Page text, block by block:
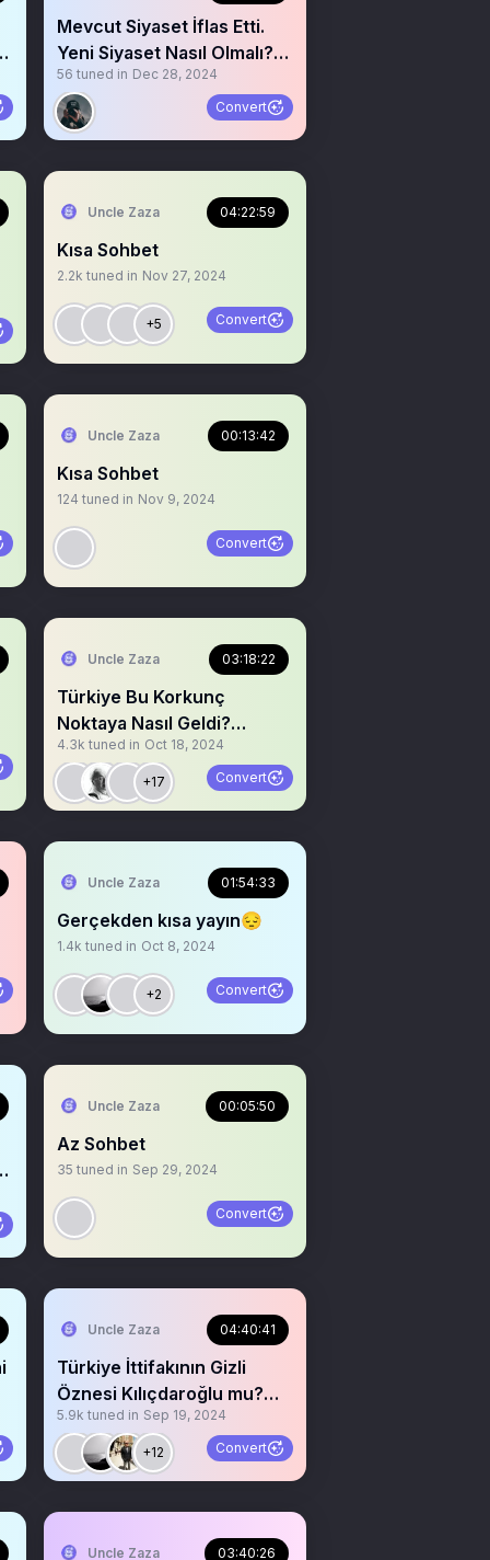
Mevcut Siyaset İflas Etti.
Yeni Siyaset Nasıl Olmalı?
@zenginturkiye
56 tuned in Dec 28, 2024
Convert
Uncle Zaza 04:22:59
Kısa Sohbet
2.2k tuned in Nov 27, 2024
+5 Convert
Uncle Zaza 00:13:42
Kısa Sohbet
124 tuned in Nov 9, 2024
Convert
Uncle Zaza 03:18:22
Türkiye Bu Korkunç
Noktaya Nasıl Geldi?
@saglikbakanligi
4.3k tuned in Oct 18, 2024
+17 Convert
Uncle Zaza 01:54:33
Gerçekden kısa yayın😔
1.4k tuned in Oct 8, 2024
+2 Convert
Uncle Zaza 00:05:50
Az Sohbet
35 tuned in Sep 29, 2024
Convert
Uncle Zaza 04:40:41
Türkiye İttifakının Gizli
Öznesi Kılıçdaroğlu mu?
@kilicdarogluk
5.9k tuned in Sep 19, 2024
+12 Convert
Uncle Zaza 03:40:26